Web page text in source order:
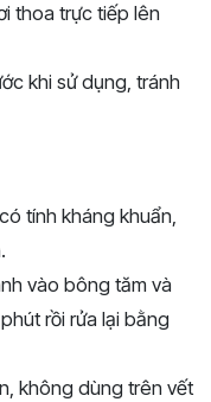
thoa trực tiếp lên
khi sử dụng, tránh
tính kháng khuẩn,
vào bông tăm và
rồi rửa lại bằng
không dùng trên vết